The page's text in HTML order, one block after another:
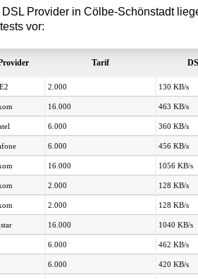
Provider in Cölbe-Schönstadt
vor:
Tarif
2.000 130 KB/s
16.000 463 KB/s
6.000 360 KB/s
6.000 456 KB/s
16.000 1056 KB/s
2.000 128 KB/s
2.000 128 KB/s
16.000 1040 KB/s
6.000 462 KB/s
6.000 420 KB/s